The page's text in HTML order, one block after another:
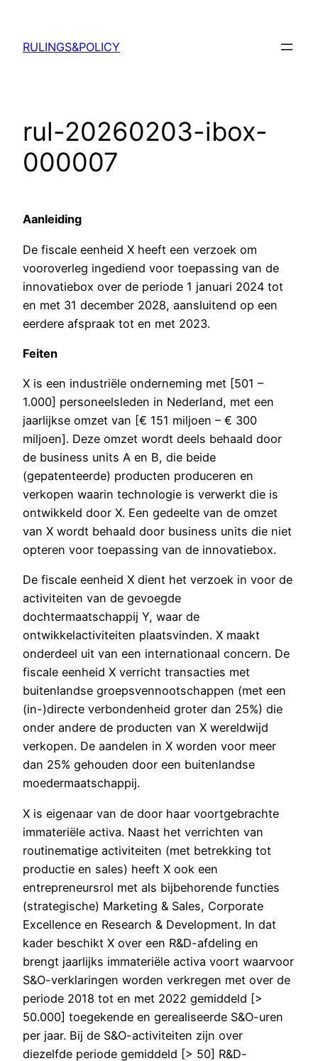
RULINGS&POLICY
rul-20260203-ibox-
000007
Aanleiding
De fiscale eenheid X heeft een verzoek om
vooroverleg ingediend voor toepassing van de
innovatiebox over de periode 1 januari 2024 tot
en met 31 december 2028, aansluitend op een
eerdere afspraak tot en met 2023.
Feiten
X is een industriële onderneming met [501 –
1.000] personeelsleden in Nederland, met een
jaarlijkse omzet van [€ 151 miljoen – € 300
miljoen]. Deze omzet wordt deels behaald door
de business units A en B, die beide
(gepatenteerde) producten produceren en
verkopen waarin technologie is verwerkt die is
ontwikkeld door X. Een gedeelte van de omzet
van X wordt behaald door business units die niet
opteren voor toepassing van de innovatiebox.
De fiscale eenheid X dient het verzoek in voor de
activiteiten van de gevoegde
dochtermaatschappij Y, waar de
ontwikkelactiviteiten plaatsvinden. X maakt
onderdeel uit van een internationaal concern. De
fiscale eenheid X verricht transacties met
buitenlandse groepsvennootschappen (met een
(in-)directe verbondenheid groter dan 25%) die
onder andere de producten van X wereldwijd
verkopen. De aandelen in X worden voor meer
dan 25% gehouden door een buitenlandse
moedermaatschappij.
X is eigenaar van de door haar voortgebrachte
immateriële activa. Naast het verrichten van
routinematige activiteiten (met betrekking tot
productie en sales) heeft X ook een
entrepreneursrol met als bijbehorende functies
(strategische) Marketing & Sales, Corporate
Excellence en Research & Development. In dat
kader beschikt X over een R&D-afdeling en
brengt jaarlijks immateriële activa voort waarvoor
S&O-verklaringen worden verkregen met over de
periode 2018 tot en met 2022 gemiddeld [>
50.000] toegekende en gerealiseerde S&O-uren
per jaar. Bij de S&O-activiteiten zijn over
diezelfde periode gemiddeld [> 50] R&D-